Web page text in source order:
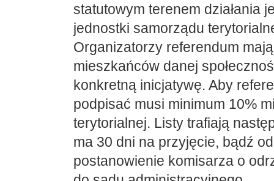
statutowym terenem działania
jednostki samorządu
Organizatorzy referendum
mieszkańców danej
konkretną inicjatywę. Aby
podpisać musi minimum 10%
terytorialnej. Listy trafiają
ma 30 dni na przyjęcie, bądź
postanowienie komisarza o